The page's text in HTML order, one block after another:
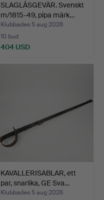
SLAGLÅSGEVÄR. Svenskt
m/1815-49, pipa märk…
Klubbades 5 aug 2026
10 bud
404 USD
KAVALLERISABLAR, ett
par, snarlika, GE Sva…
Klubbades 5 aug 2026